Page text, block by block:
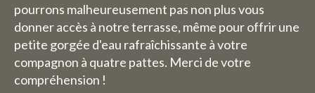
pourrons malheureusement pas non plus vous
donner accès à notre terrasse, même pour offrir une
petite gorgée d'eau rafraîchissante à votre
compagnon à quatre pattes. Merci de votre
compréhension !